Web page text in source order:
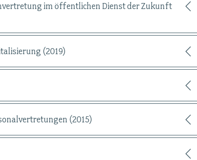
im öffentlichen Dienst der Zukunft
(2019)
(2015)